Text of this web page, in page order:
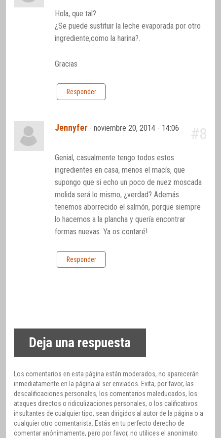
Hola, que tal?.
¿Se puede sustituir la leche evaporada por otro
ingrediente,como la harina?.
Gracias
Responder
Jennyfer -noviembre 20, 2014 - 14:06 #8
Genial, casualmente tengo todos estos
ingredientes en casa, menos el macís, que
supongo que si echo un poco de nuez moscada
molida será lo mismo, ¿verdad? Además
tenemos aborrecido el salmón, porque siempre
lo hacemos a la plancha y quería encontrar
formas nuevas. Ya os contaré!
Responder
Deja una respuesta
Los comentarios en esta página están moderados, no aparecerán
inmediatamente en la página al ser enviados. Evita, por favor, las
descalificaciones personales, los comentarios maleducados, los
ataques directos o ridiculizaciones personales, o los calificativos
insultantes de cualquier tipo, sean dirigidos al autor de la página o a
cualquier otro comentarista. Estás en tu perfecto derecho de
comentar anónimamente, pero por favor, no utilices el anonimato